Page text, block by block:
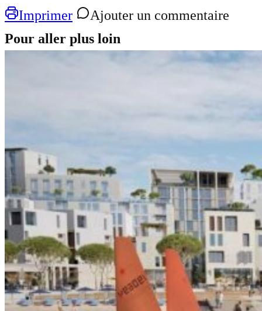
Imprimer
Ajouter un commentaire
Pour aller plus loin